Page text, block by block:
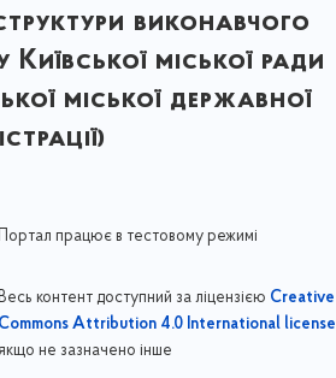
виконавчого
Київської міської ради
міської державної
Портал працює в тестовому режимі
Весь контент доступний за ліцензією Creative
Commons Attribution 4.0 International license
якщо не зазначено інше